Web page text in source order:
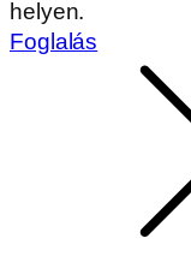
helyen.
Foglalás